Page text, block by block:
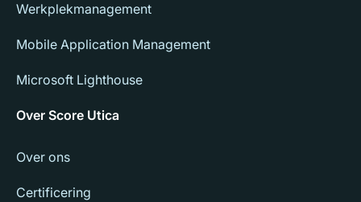
Werkplekmanagement
Mobile Application Management
Microsoft Lighthouse
Over Score Utica
Over ons
Certificering